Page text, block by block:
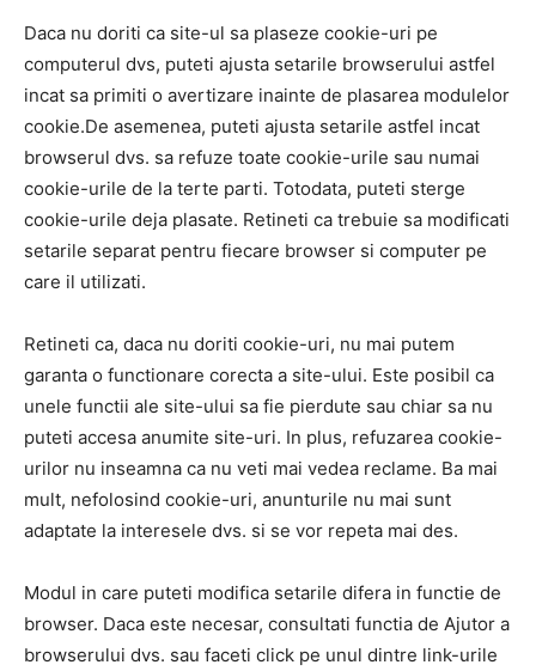
Daca nu doriti ca site-ul sa plaseze cookie-uri pe
computerul dvs, puteti ajusta setarile browserului astfel
incat sa primiti o avertizare inainte de plasarea modulelor
cookie.De asemenea, puteti ajusta setarile astfel incat
browserul dvs. sa refuze toate cookie-urile sau numai
cookie-urile de la terte parti. Totodata, puteti sterge
cookie-urile deja plasate. Retineti ca trebuie sa modificati
setarile separat pentru fiecare browser si computer pe
care il utilizati.
Retineti ca, daca nu doriti cookie-uri, nu mai putem
garanta o functionare corecta a site-ului. Este posibil ca
unele functii ale site-ului sa fie pierdute sau chiar sa nu
puteti accesa anumite site-uri. In plus, refuzarea cookie-
urilor nu inseamna ca nu veti mai vedea reclame. Ba mai
mult, nefolosind cookie-uri, anunturile nu mai sunt
adaptate la interesele dvs. si se vor repeta mai des.
Modul in care puteti modifica setarile difera in functie de
browser. Daca este necesar, consultati functia de Ajutor a
browserului dvs. sau faceti click pe unul dintre link-urile